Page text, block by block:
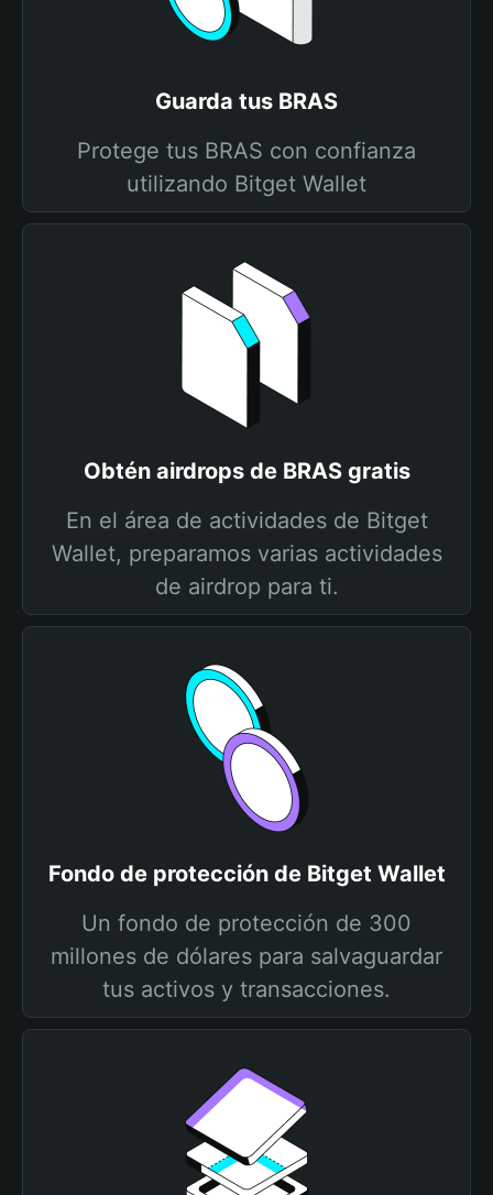
Guarda tus BRAS
Protege tus BRAS con confianza
utilizando Bitget Wallet
Obtén airdrops de BRAS gratis
En el área de actividades de Bitget
Wallet, preparamos varias actividades
de airdrop para ti.
Fondo de protección de Bitget Wallet
Un fondo de protección de 300
millones de dólares para salvaguardar
tus activos y transacciones.